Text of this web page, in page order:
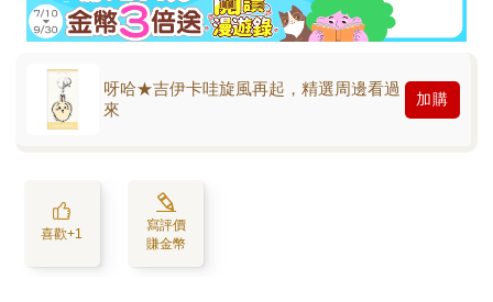
呀哈★吉伊卡哇旋風再起，精選周邊看過
來
加購
喜歡+1
寫評價
賺金幣